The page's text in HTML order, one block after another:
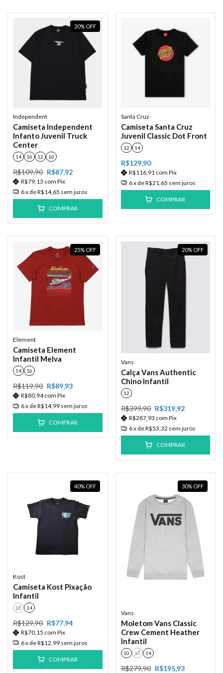
20% OFF
Independent
Camiseta Independent
Infanto Juvenil Truck
Center
14 16 12 10
R$109,90 R$87,92
R$79,13 com Pix
6x deR$14,65 sem juros
COMPRAR
Santa Cruz
Camiseta Santa Cruz
Juvenil Classic Dot Front
12 14
R$129,90
R$116,91 com Pix
6x deR$21,65 sem juros
COMPRAR
25% OFF
Element
Camiseta Element
Infantil Melva
14 16
R$119,90 R$89,93
R$80,94com Pix
6x deR$14,99 sem juros
COMPRAR
20% OFF
Vans
Calça Vans Authentic
Chino Infantil
12
R$399,90 R$319,92
R$287,93 com Pix
6x deR$53,32 sem juros
COMPRAR
40% OFF
Kost
Camiseta Kost Pixação
Infantil
12 14
R$129,90 R$77,94
R$70,15 com Pix
6x deR$12,99 sem juros
COMPRAR
30% OFF
Vans
Moletom Vans Classic
Crew Cement Heather
Infantil
10 12 14
R$279,90 R$195,93